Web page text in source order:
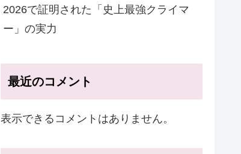
2026で証明された「史上最強クライマ
ー」の実力
最近のコメント
表示できるコメントはありません。